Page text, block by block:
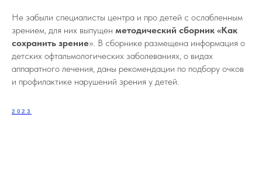
Не забыли специалисты центра и про детей с ослабленным
зрением, для них выпущен методический сборник «Как
сохранить зрение». В сборнике размещена информация о
детских офтальмологических заболеваниях, о видах
аппаратного лечения, даны рекомендации по подбору очков
и профилактике нарушений зрения у детей.
2023